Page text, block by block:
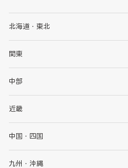
北海道・東北
北海道
岩手県
秋田県
関東
茨城県
群馬県
千葉県
神奈川県
中部
新潟県
石川県
山梨県
近畿
大阪府
京都府
中国・四国
鳥取県
九州・沖縄